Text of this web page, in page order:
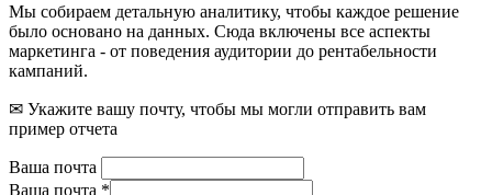
Мы собираем детальную аналитику, чтобы каждое решение
было основано на данных. Сюда включены все аспекты
маркетинга - от поведения аудитории до рентабельности
кампаний.
✉ Укажите вашу почту, чтобы мы могли отправить вам
пример отчета
Ваша почта
Ваша почта *